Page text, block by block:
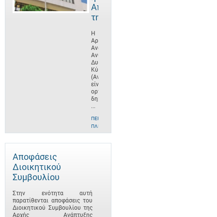
Αποστολή
της
Η
Αρχή
Ανάπτυξης
Ανθρώπινου
Δυναμικού
Κύπρου
(ΑνΑΔ)
είναι
οργανισμός
δημοσίου
...
ΠΕΡΙΣΣΌΤΕΡΕΣ
ΠΛΗΡΟΦΟΡΊΕΣ
Αποφάσεις
Διοικητικού
Συμβουλίου
Στην ενότητα αυτή
παρατίθενται αποφάσεις του
Διοικητικού Συμβουλίου της
Αρχής Ανάπτυξης